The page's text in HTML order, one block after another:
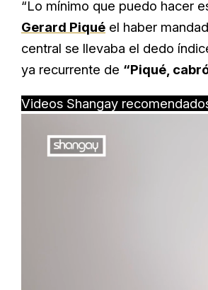
“Lo mínimo que puedo hacer
Gerard Piqué el haber
central se llevaba el dedo
ya recurrente de “Piqué,
Videos Shangay